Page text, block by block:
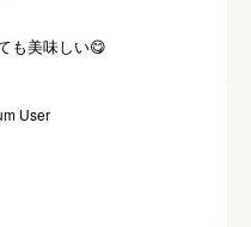
も美味しい😋
User